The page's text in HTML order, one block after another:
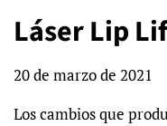
Láser Lip
20 de marzo de 2021
Los cambios que